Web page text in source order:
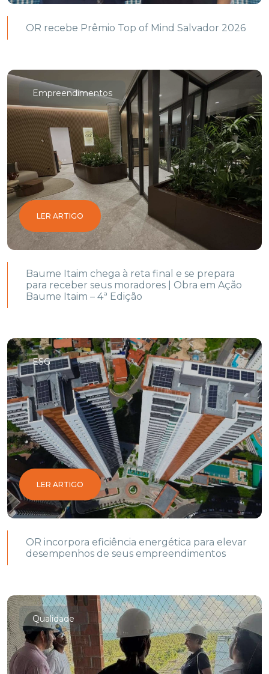
OR recebe Prêmio Top of Mind Salvador 2026
Empreendimentos
LER ARTIGO
Baume Itaim chega à reta final e se prepara
para receber seus moradores | Obra em Ação
Baume Itaim – 4ª Edição
ESG
LER ARTIGO
OR incorpora eficiência energética para elevar
desempenhos de seus empreendimentos
Qualidade